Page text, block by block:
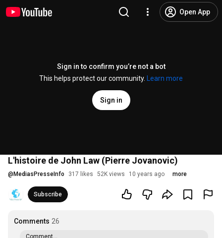
Open App
Sign in to confirm you’re not a bot
This helps protect our community.
Learn more
Sign in
L'histoire de John Law (Pierre Jovanovic)
@ MediasPresseInfo 317 likes 52K views 10 years ago more
Subscribe
Comments 26
Comment...